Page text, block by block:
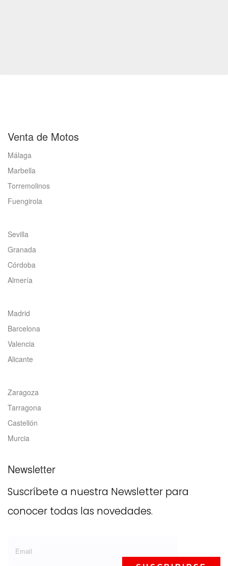
Venta de Motos
Málaga
Marbella
Torremolinos
Fuengirola
Sevilla
Granada
Córdoba
Almería
Madrid
Barcelona
Valencia
Alicante
Zaragoza
Tarragona
Castellón
Murcia
Newsletter
Suscríbete a nuestra Newsletter para
conocer todas las novedades.